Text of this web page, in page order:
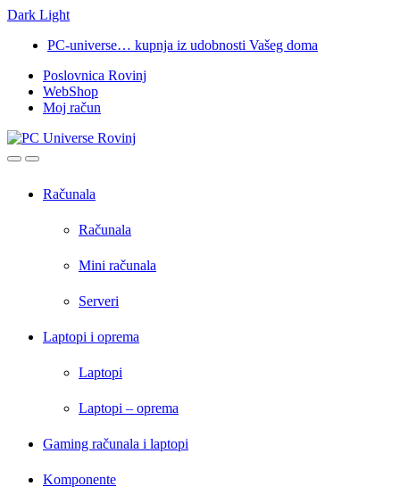
Dark Light
navigation
content
PC-universe… kupnja iz udobnosti Vašeg doma
Poslovnica Rovinj
WebShop
Moj račun
OpenClose
Računala
Računala
Mini računala
Serveri
Laptopi i oprema
Laptopi
Laptopi – oprema
Gaming računala i laptopi
Komponente